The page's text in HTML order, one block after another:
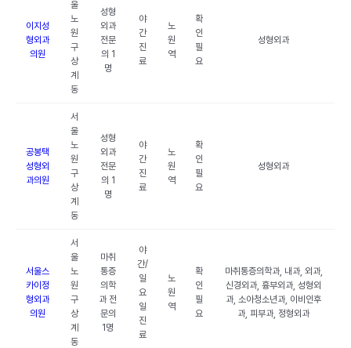
이지성
형외과
의원
울
노
원
구
상
계
동
성형
외과
전문
의 1
명
야
간
진
료
노
원
역
확
인
필
요
성형외과
공봉택
성형외
과의원
서
울
노
원
구
상
계
동
성형
외과
전문
의 1
명
야
간
진
료
노
원
역
확
인
필
요
성형외과
서울스
카이정
형외과
의원
서
울
노
원
구
상
계
동
마취
통증
의학
과 전
문의
1명
야
간/
일
요
일
진
료
노
원
역
확
인
필
요
마취통증의학과, 내과, 외과,
신경외과, 흉부외과, 성형외
과, 소아청소년과, 이비인후
과, 피부과, 정형외과